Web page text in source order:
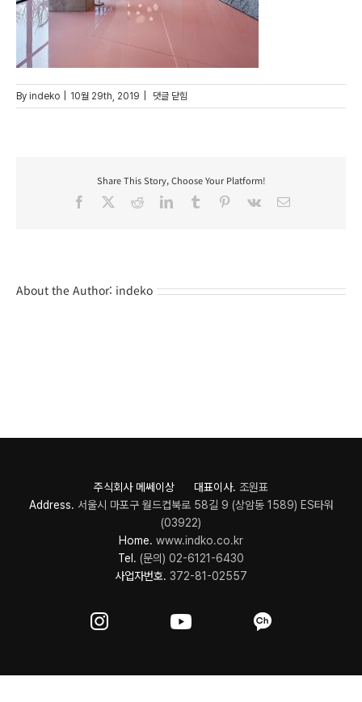
By indeko 10월 29th, 2019 111
댓글 닫힘
Share This Story, Choose Your Platform!
Facebook
RedditLinkedInTumblr Pinterest
Vk Email
About the Author: indeko
주식회사 메쎄이상 대표이사. 조원표
Address. 서울시 마포구 월드컵북로 58길 9 (상암동 1589) ES타워
(03922)
Home. www.indko.co.kr
Tel. (문의) 02-6121-6430
사업자번호. 372-81-02557